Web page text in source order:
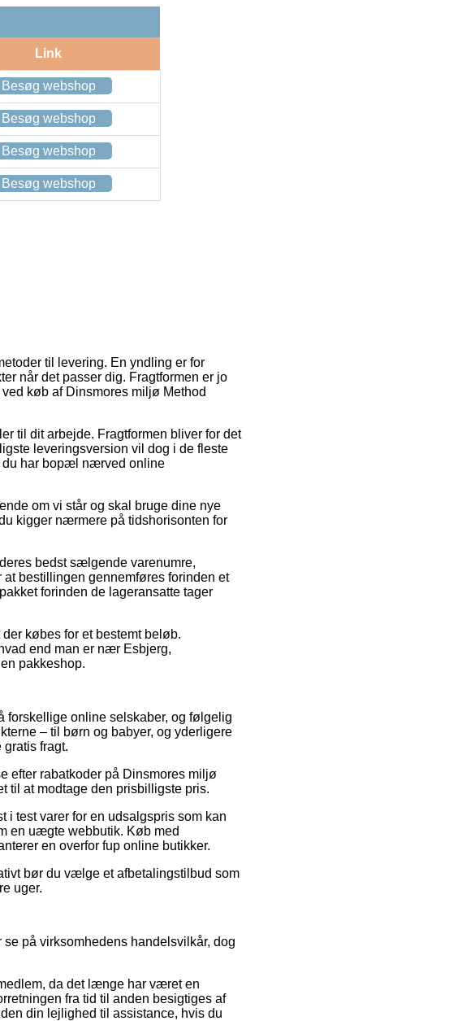
Link
Besøg webshop
Besøg webshop
Besøg webshop
Besøg webshop
til levering. En yndling er for
når det passer dig. Fragtformen er jo
køb af Dinsmores miljø Method
til dit arbejde. Fragtformen bliver for det
leveringsversion vil dog i de fleste
du har bopæl nærved online
om vi står og skal bruge dine nye
kigger nærmere på tidshorisonten for
bedst sælgende varenumre,
bestillingen gennemføres forinden et
forinden de lageransatte tager
købes for et bestemt beløb.
end man er nær Esbjerg,
pakkeshop.
forskellige online selskaber, og følgelig
– til børn og babyer, og yderligere
fragt.
efter rabatkoder på Dinsmores miljø
til at modtage den prisbilligste pris.
test varer for en udsalgspris som kan
en uægte webbutik. Køb med
en overfor fup online butikker.
bør du vælge et afbetalingstilbud som
uger.
på virksomhedens handelsvilkår, dog
da det længe har været en
fra tid til anden besigtiges af
din lejlighed til assistance, hvis du